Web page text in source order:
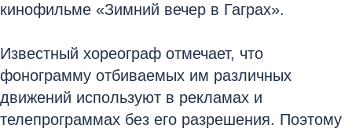
кинофильме «Зимний вечер в Гаграх».
Известный хореограф отмечает, что
фонограмму отбиваемых им различных
движений используют в рекламах и
телепрограммах без его разрешения. Поэтому